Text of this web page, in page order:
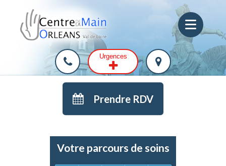
Urgences
Prendre RDV
Votre parcours de soins